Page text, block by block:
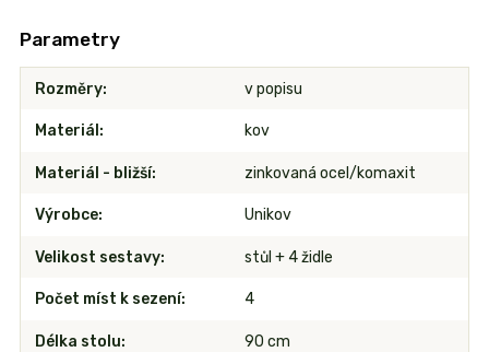
Parametry
Rozměry v popisu
Materiál kov
Materiál - bližší zinkovaná ocel/komaxit
Výrobce Unikov
Velikost sestavy stůl + 4 židle
Počet míst k sezení 4
Délka stolu 90 cm